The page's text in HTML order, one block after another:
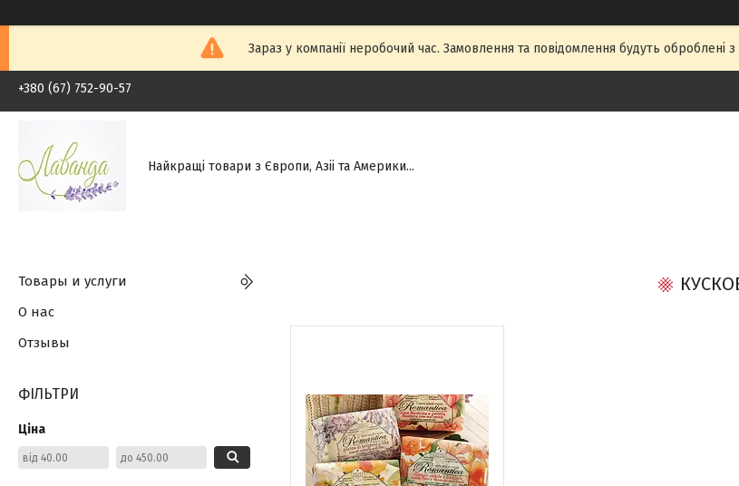
Зараз у компанії неробочий час. Замовлення та повідомлення будуть оброблені
+380 (67) 752-90-57
Найкращі товари з Європи, Азіі та Америки...
Товары и услуги
О нас
Отзывы
ФІЛЬТРИ
Ціна